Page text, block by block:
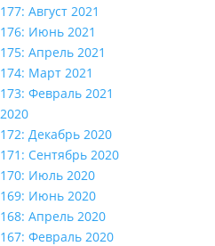
177: Август 2021
176: Июнь 2021
175: Апрель 2021
174: Март 2021
173: Февраль 2021
2020
172: Декабрь 2020
171: Сентябрь 2020
170: Июль 2020
169: Июнь 2020
168: Апрель 2020
167: Февраль 2020